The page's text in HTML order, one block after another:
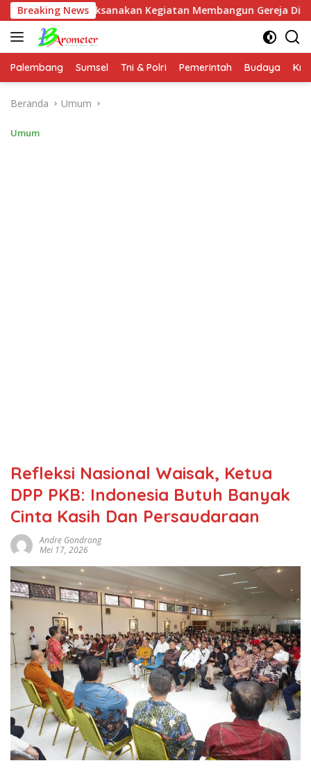
Langsung
ke
konten
Breaking NewsKegiatan Membangun Gereja Di Distrik Airu
Palembang Sumsel Tni & Polri Pemerintah Budaya
Beranda Umum
Umum
Refleksi Nasional Waisak, Ketua
DPP PKB: Indonesia Butuh Banyak
Cinta Kasih Dan Persaudaraan
Andre Gondrong
Mei 17, 2026